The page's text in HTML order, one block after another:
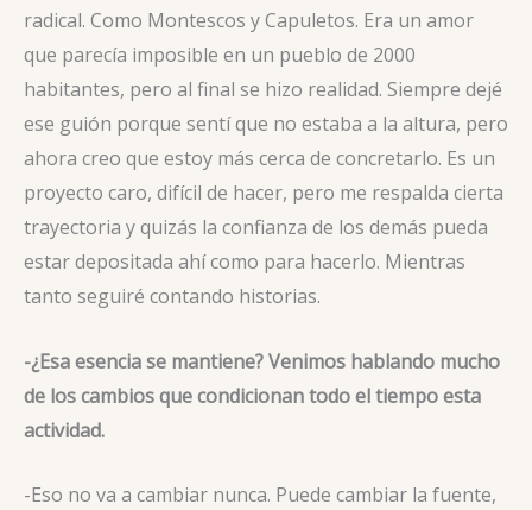
radical. Como Montescos y Capuletos. Era un amor
que parecía imposible en un pueblo de 2000
habitantes, pero al final se hizo realidad. Siempre dejé
ese guión porque sentí que no estaba a la altura, pero
ahora creo que estoy más cerca de concretarlo. Es un
proyecto caro, difícil de hacer, pero me respalda cierta
trayectoria y quizás la confianza de los demás pueda
estar depositada ahí como para hacerlo. Mientras
tanto seguiré contando historias.
-¿Esa esencia se mantiene? Venimos hablando mucho
de los cambios que condicionan todo el tiempo esta
actividad.
-Eso no va a cambiar nunca. Puede cambiar la fuente,